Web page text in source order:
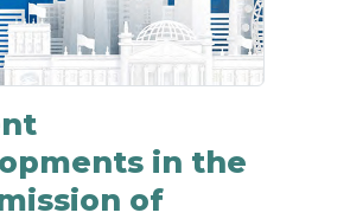
in the
of